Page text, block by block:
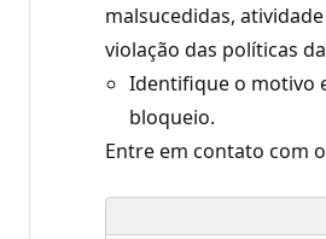
o
malsucedidas,
violação das políticas
Identifique o motivo
bloqueio.
Entre em contato com